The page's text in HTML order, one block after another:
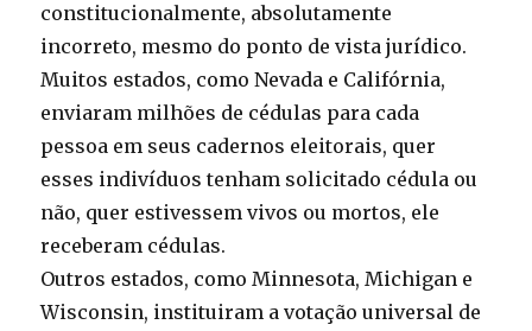
constitucionalmente, absolutamente
incorreto, mesmo do ponto de vista jurídico.
Muitos estados, como Nevada e Califórnia,
enviaram milhões de cédulas para cada
pessoa em seus cadernos eleitorais, quer
esses indivíduos tenham solicitado cédula ou
não, quer estivessem vivos ou mortos, ele
receberam cédulas.
Outros estados, como Minnesota, Michigan e
Wisconsin, instituiram a votação universal de